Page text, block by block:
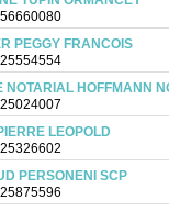
PEGGY FRANCOIS
NOTARIAL HOFFMANN
LEOPOLD
PERSONENI SCP